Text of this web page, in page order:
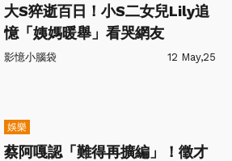
大S猝逝百日！小S二女兒Lily追
憶「姨媽暖舉」看哭網友
影憶小腦袋 12 May,25
娛樂
蔡阿嘎認「難得再擴編」！徵才